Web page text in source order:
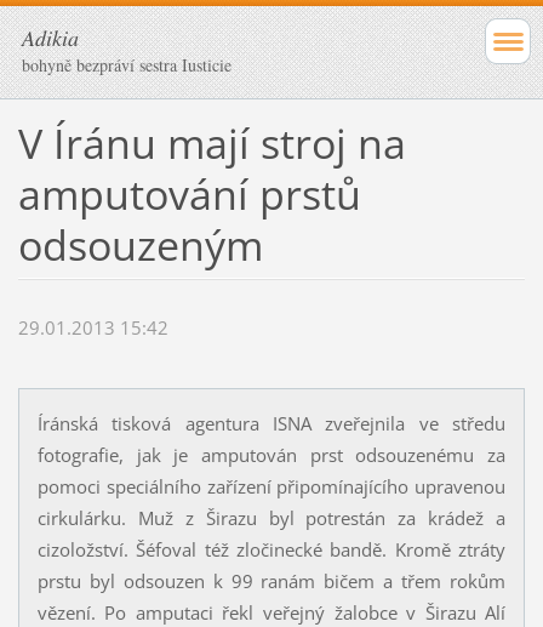
Adikia
bohyně bezpráví sestra Iusticie
V Íránu mají stroj na
amputování prstů
odsouzeným
29.01.2013 15:42
Íránská tisková agentura ISNA zveřejnila ve středu
fotografie, jak je amputován prst odsouzenému za
pomoci speciálního zařízení připomínajícího upravenou
cirkulárku. Muž z Širazu byl potrestán za krádež a
cizoložství. Šéfoval též zločinecké bandě. Kromě ztráty
prstu byl odsouzen k 99 ranám bičem a třem rokům
vězení. Po amputaci řekl veřejný žalobce v Širazu Alí